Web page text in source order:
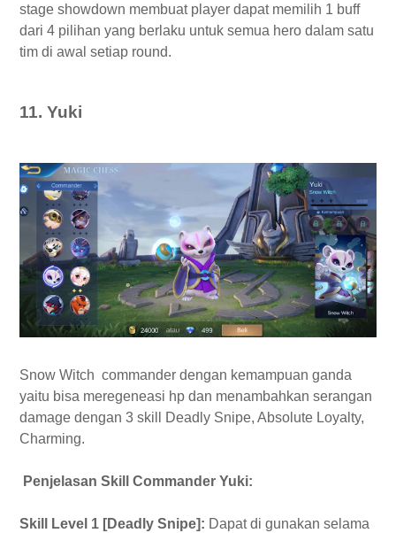
stage showdown membuat player dapat memilih 1 buff
dari 4 pilihan yang berlaku untuk semua hero dalam satu
tim di awal setiap round.
11. Yuki
Snow Witch commander dengan kemampuan ganda
yaitu bisa meregeneasi hp dan menambahkan serangan
damage dengan 3 skill Deadly Snipe, Absolute Loyalty,
Charming.
Penjelasan Skill Commander Yuki:
Skill Level 1 [Deadly Snipe]: Dapat di gunakan selama